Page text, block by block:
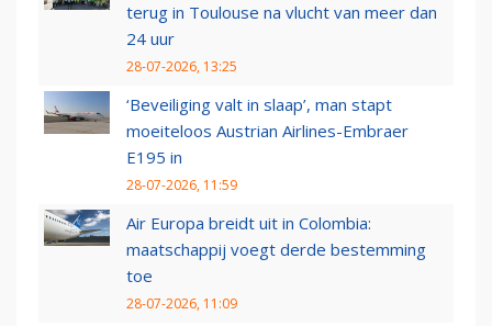
terug in Toulouse na vlucht van meer dan
24 uur
28-07-2026, 13:25
‘Beveiliging valt in slaap’, man stapt
moeiteloos Austrian Airlines-Embraer
E195 in
28-07-2026, 11:59
Air Europa breidt uit in Colombia:
maatschappij voegt derde bestemming
toe
28-07-2026, 11:09